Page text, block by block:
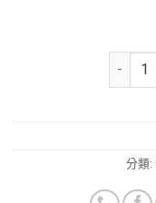
分類: